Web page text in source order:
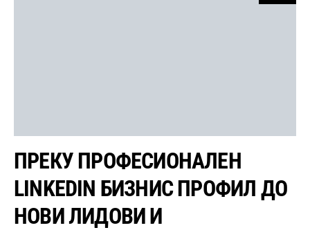
ПРЕКУ ПРОФЕСИОНАЛЕН
LINKEDIN БИЗНИС ПРОФИЛ ДО
НОВИ ЛИДОВИ И